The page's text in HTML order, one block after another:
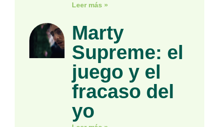
Leer más »
Marty
Supreme: el
juego y el
fracaso del
yo